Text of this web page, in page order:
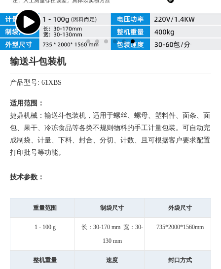
输送斗包装机
产品型号: 61XBS
适用范围：
捷鼎机械：输送斗包装机，适用于螺丝、螺母、塑料件、面条、面
包、果干、冷冻食品等各类不规则物料的手工计量包装。可自动完
成制袋、计量、下料、封合、分切、计数、且可根据客户要求配置
打印批号等功能。
技术参数：
重量范围 制袋尺寸 外袋尺寸
1 - 100 g
长：30-170 mm 宽：30-
130 mm
735*2000*1560mm
整机重量 速度 封口方式